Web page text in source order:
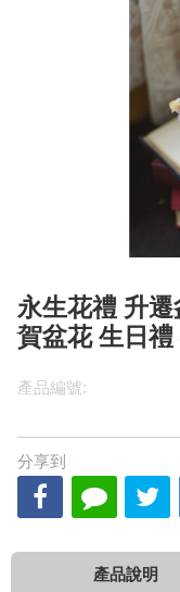
永生花禮 升
賀盆花 生日禮
產品編號:
分享到
產品說明